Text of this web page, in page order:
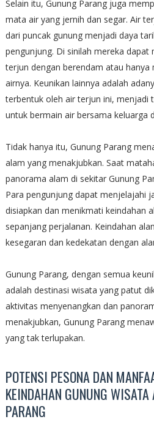
Selain itu, Gunung Parang juga
mata air yang jernih dan segar. Air
dari puncak gunung menjadi daya
pengunjung. Di sinilah mereka dapat
terjun dengan berendam atau hanya
airnya. Keunikan lainnya adalah
terbentuk oleh air terjun ini, menjadi
untuk bermain air bersama keluarga
Tidak hanya itu, Gunung Parang
alam yang menakjubkan. Saat
panorama alam di sekitar Gunung
Para pengunjung dapat menjelajahi
disiapkan dan menikmati keindahan
sepanjang perjalanan. Keindahan
kesegaran dan kedekatan dengan
Gunung Parang, dengan semua
adalah destinasi wisata yang patut
aktivitas menyenangkan dan
menakjubkan, Gunung Parang
yang tak terlupakan.
POTENSI PESONA DAN
KEINDAHAN GUNUNG
PARANG